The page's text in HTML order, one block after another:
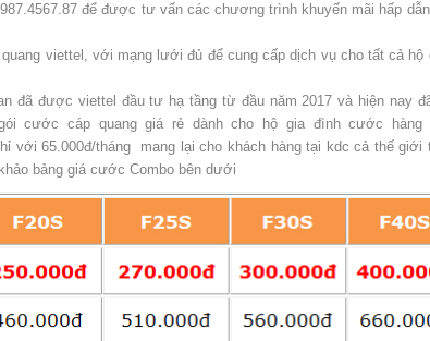
để được tư vấn các chương trình khuyến mãi hấp
viettel, với mạng lưới đủ để cung cấp dịch vụ cho tất cả hộ
đã được viettel đầu tư hạ tầng từ đầu năm 2017 và hiện nay
cước cáp quang giá rẻ dành cho hộ gia đình cước
với 65.000đ/tháng mang lại cho khách hàng tại kdc cả thế giới
bảng giá cước Combo bên dưới